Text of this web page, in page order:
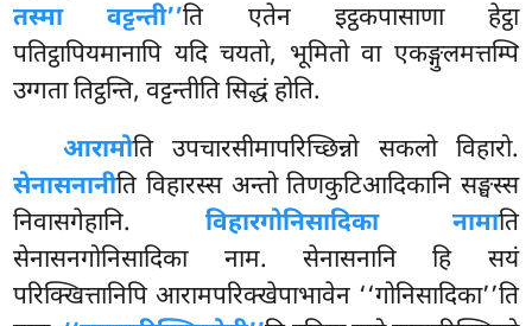
तस्मा वट्टन्ती’’ति एतेन इट्ठकपासाणा हेट्ठा
पतिट्ठापियमानापि यदि चयतो, भूमितो वा एकङ्गुलमत्तम्पि
उग्गता तिट्ठन्ति, वट्टन्तीति सिद्धं होति.
आरामोति उपचारसीमापरिच्छिन्नो सकलो विहारो.
सेनासनानीति विहारस्स अन्तो तिणकुटिआदिकानि सङ्घस्स
निवासगेहानि. विहारगोनिसादिका नामाति
सेनासनगोनिसादिका नाम. सेनासनानि हि सयं
परिक्खित्तानिपि आरामपरिक्खेपाभावेन ‘‘गोनिसादिका’’ति